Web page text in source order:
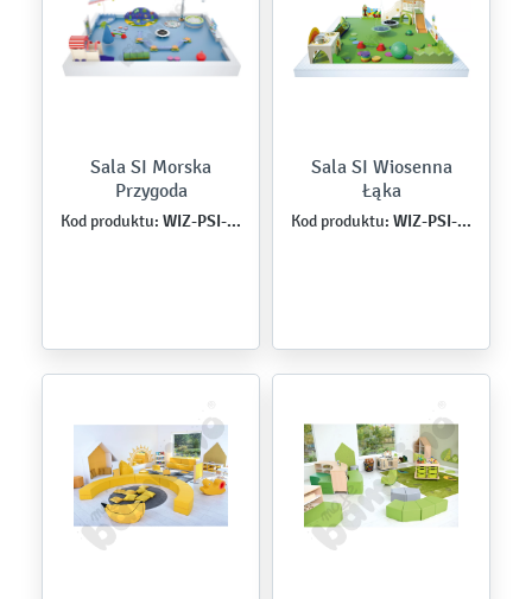
Sala SI Morska
Przygoda
Kod produktu: WIZ-PSI-MB-0002
Sala SI Wiosenna
Łąka
Kod produktu: WIZ-PSI-MB-0003